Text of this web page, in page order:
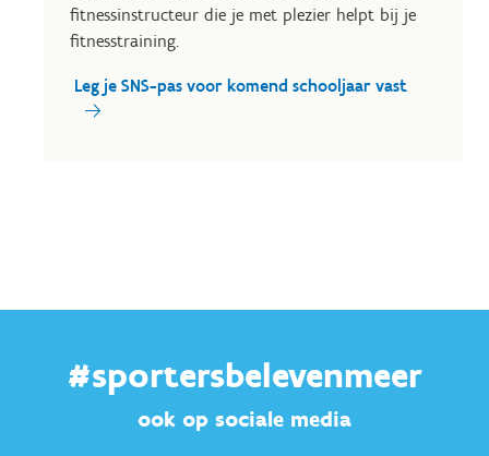
fitnessinstructeur die je met plezier helpt bij je
fitnesstraining.
Leg je SNS-pas voor komend schooljaar vast
#sportersbelevenmeer
ook op sociale media